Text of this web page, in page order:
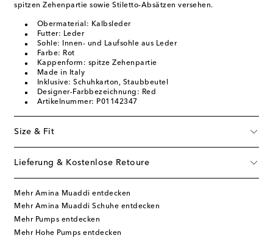
spitzen Zehenpartie sowie Stiletto-Absätzen versehen.
Obermaterial: Kalbsleder
Futter: Leder
Sohle: Innen- und Laufsohle aus Leder
Farbe: Rot
Kappenform: spitze Zehenpartie
Made in Italy
Inklusive: Schuhkarton, Staubbeutel
Designer-Farbbezeichnung: Red
Artikelnummer: P01142347
Size & Fit
Lieferung & Kostenlose Retoure
Mehr Amina Muaddi entdecken
Mehr Amina Muaddi Schuhe entdecken
Mehr Pumps entdecken
Mehr Hohe Pumps entdecken